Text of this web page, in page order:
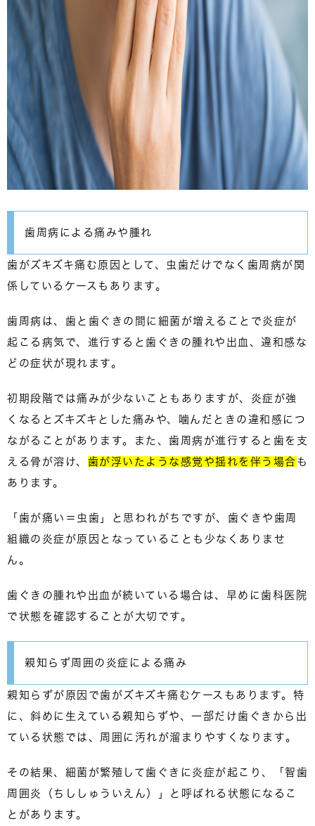
歯周病による痛みや腫れ
歯がズキズキ痛む原因として、虫歯だけでなく 歯周病が関
係しているケース もあります。
歯周病は、歯と歯ぐきの間に細菌が増えることで炎症が
起こる病気で、進行すると歯ぐきの腫れや出血、違和感な
どの症状が現れます。
初期段階では痛みが少ないこともありますが、炎症が強
くなるとズキズキとした痛みや、噛んだときの違和感につ
ながることがあります。また、歯周病が進行すると歯を支
える骨が溶け、 歯が浮いたような感覚や揺れを伴う場合 も
あります。
「歯が痛い＝虫歯」と思われがちですが、歯ぐきや歯周
組織の炎症が原因となっていることも少なくありませ
ん。
歯ぐきの腫れや出血が続いている場合は、 早めに歯科医院
で状態を確認すること が大切です。
親知らず周囲の炎症による痛み
親知らずが原因で歯がズキズキ痛むケースもあります。特
に、斜めに生えている親知らずや、一部だけ歯ぐきから出
ている状態では、 周囲に汚れが溜まりやすくなります 。
その結果、細菌が繁殖して歯ぐきに炎症が起こり、「智歯
周囲炎（ちししゅういえん）」と呼ばれる状態になるこ
とがあります。